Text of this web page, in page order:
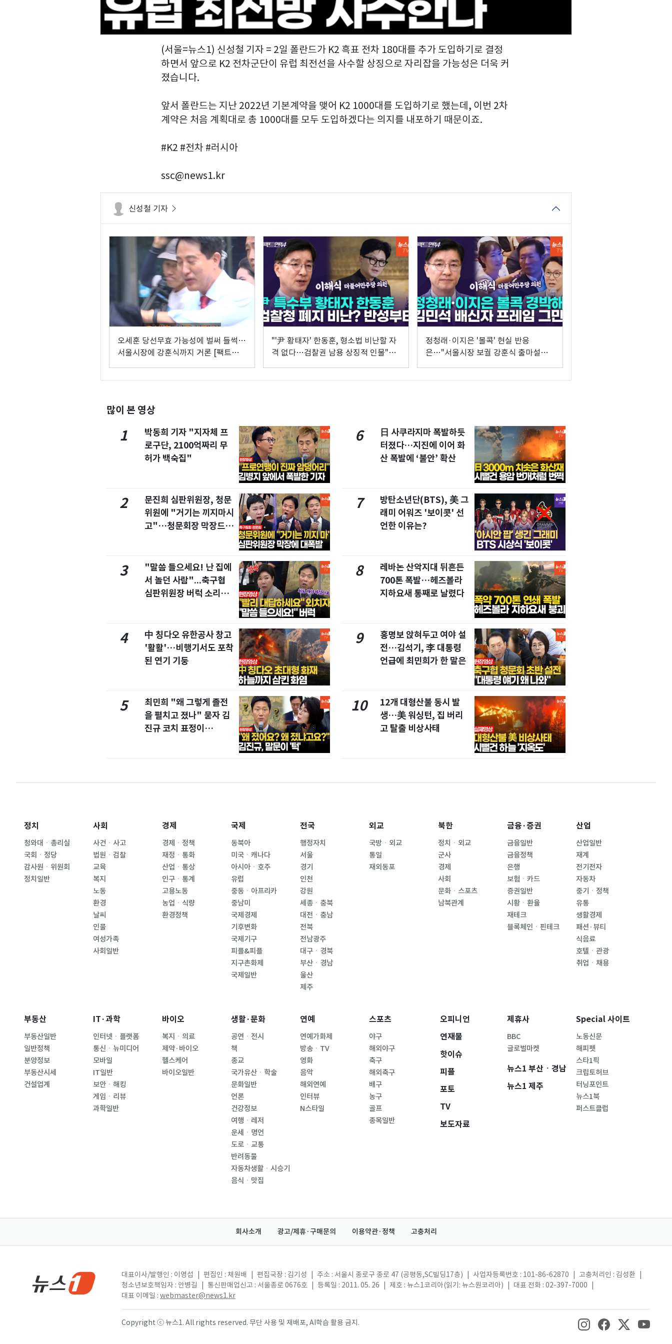
(서울=뉴스1) 신성철 기자 = 2일 폴란드가 K2 흑표 전차 180대를 추가 도입하기로 결정
하면서 앞으로 K2 전차군단이 유럽 최전선을 사수할 상징으로 자리잡을 가능성은 더욱 커
졌습니다.
앞서 폴란드는 지난 2022년 기본계약을 맺어 K2 1000대를 도입하기로 했는데, 이번 2차
계약은 처음 계획대로 총 1000대를 모두 도입하겠다는 의지를 내포하기 때문이죠.
#K2 #전차 #러시아
ssc@news1.kr
신성철 기자
오세훈 당선무효 가능성에 벌써 들썩…
서울시장에 강훈식까지 거론 [팩트앤뷰
"'尹 황태자' 한동훈, 형소법 비난할 자
격 없다…검찰권 남용 상징적 인물"
정청래·이지은 '볼콕' 현실 반응
은…"서울시장 보궐 강훈식 출마설도"
많이 본 영상
1
박동희 기자 "지자체 프
로구단, 2100억짜리 무
허가 백숙집"
2
문진희 심판위원장, 청문
위원에 "거기는 끼지마시
고"…청문회장 막장드라
3
"말씀 들으세요! 난 집에
서 놀던 사람"...축구협
심판위원장 버럭 소리친
4
中 칭다오 유한공사 창고
'활활'…비행기서도 포착
된 연기 기둥
5
최민희 "왜 그렇게 졸전
을 펼치고 졌나" 묻자 김
진규 코치 표정이…
6
日 사쿠라지마 폭발하듯
터졌다…지진에 이어 화
산 폭발에 ‘불안’ 확산
7
방탄소년단(BTS), 美 그
래미 어워즈 '보이콧' 선
언한 이유는?
8
레바논 산악지대 뒤흔든
700톤 폭발…헤즈볼라
지하요새 통째로 날렸다
9
홍명보 앉혀두고 여야 설
전…김석기, 李 대통령
언급에 최민희가 한 말은
10
12개 대형산불 동시 발
생…美 워싱턴, 집 버리
고 탈출 비상사태
정치
청와대ㆍ총리실
국회ㆍ정당
감사원ㆍ위원회
정치일반
사회
사건ㆍ사고
법원ㆍ검찰
교육
복지
노동
환경
날씨
인물
여성가족
사회일반
경제
경제ㆍ정책
재정ㆍ통화
산업ㆍ통상
인구ㆍ통계
고용노동
농업ㆍ식량
환경정책
국제
동북아
미국ㆍ캐나다
아시아ㆍ호주
유럽
중동ㆍ아프리카
중남미
국제경제
기후변화
국제기구
피플&피플
지구촌화제
국제일반
전국
행정자치
서울
경기
인천
강원
세종ㆍ충북
대전ㆍ충남
전북
전남광주
대구ㆍ경북
부산ㆍ경남
울산
제주
외교
국방ㆍ외교
통일
재외동포
북한
정치ㆍ외교
군사
경제
사회
문화ㆍ스포츠
남북관계
금융·증권
금융일반
금융정책
은행
보험ㆍ카드
증권일반
시황ㆍ환율
재테크
블록체인ㆍ핀테크
산업
산업일반
재계
전기전자
자동차
중기ㆍ정책
유통
생활경제
패션·뷰티
식음료
호텔ㆍ관광
취업ㆍ채용
부동산
부동산일반
일반정책
분양정보
부동산시세
건설업계
IT·과학
인터넷ㆍ플랫폼
통신ㆍ뉴미디어
모바일
IT일반
보안ㆍ해킹
게임ㆍ리뷰
과학일반
바이오
복지ㆍ의료
제약·바이오
헬스케어
바이오일반
생활·문화
공연ㆍ전시
책
종교
국가유산ㆍ학술
문화일반
언론
건강정보
여행ㆍ레저
운세ㆍ명언
도로ㆍ교통
반려동물
자동차생활ㆍ시승기
음식ㆍ맛집
연예
연예가화제
방송ㆍTV
영화
음악
해외연예
인터뷰
N스타일
스포츠
야구
해외야구
축구
해외축구
배구
농구
골프
종목일반
오피니언
연재물
핫이슈
피플
포토
TV
보도자료
제휴사
BBC
글로벌마켓
뉴스1 부산ㆍ경남
뉴스1 제주
Special 사이트
노동신문
해피펫
스타1픽
크립토허브
터닝포인트
뉴스1북
퍼스트클럽
회사소개 광고/제휴·구매문의 이용약관·정책 고충처리
대표이사/발행인 : 이영섭 편집인 : 채원배 편집국장 : 김기성 주소 : 서울시 종로구 종로 47 (공평동,SC빌딩17층) 사업자등록번호 : 101-86-62870 고충처리인 : 김성환
청소년보호책임자 : 안병길
통신판매업신고 : 서울종로 0676호 등록일 : 2011. 05. 26 제호 : 뉴스1코리아(읽기: 뉴스원코리아) 대표 전화 : 02-397-7000
대표 이메일 : webmaster@news1.kr
Copyright ⓒ 뉴스1. All rights reserved. 무단 사용 및 재배포, AI학습 활용 금지.